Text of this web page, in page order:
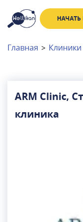
Доктора
Клиники
Главная > Клиники
ARM Clinic,
клиника